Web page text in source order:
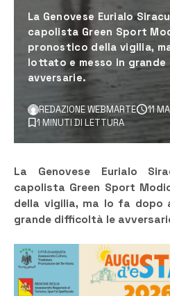
La Genovese Eurialo
capolista Green Sport
pronostico della vigilia,
lottato e messo in
avversarie.
REDAZIONE WEBMARTE 11
1 MINUTI DI LETTURA
La Genovese Eurialo
capolista Green Sport
della vigilia, ma lo fa dopo
grande difficoltà le